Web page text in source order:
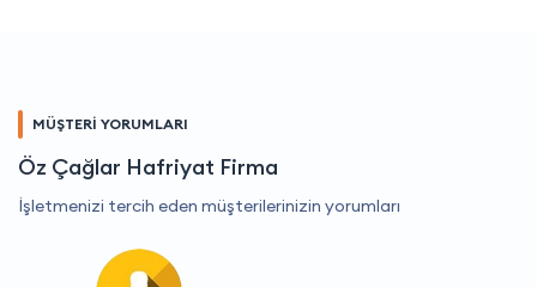
MÜŞTERİ YORUMLARI
Öz Çağlar Hafriyat Firma
İşletmenizi tercih eden müşterilerinizin yorumları